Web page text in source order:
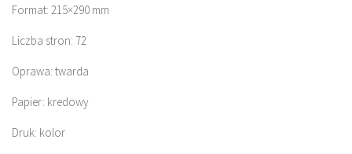
Format: 215×290 mm
Liczba stron: 72
Oprawa: twarda
Papier: kredowy
Druk: kolor